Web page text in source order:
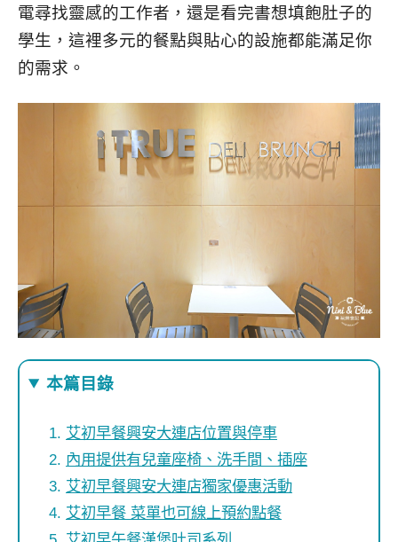
電尋找靈感的工作者，還是看完書想填飽肚子的
學生，這裡多元的餐點與貼心的設施都能滿足你
的需求。
本篇目錄
艾初早餐興安大連店位置與停車
內用提供有兒童座椅、洗手間、插座
艾初早餐興安大連店獨家優惠活動
艾初早餐 菜單也可線上預約點餐